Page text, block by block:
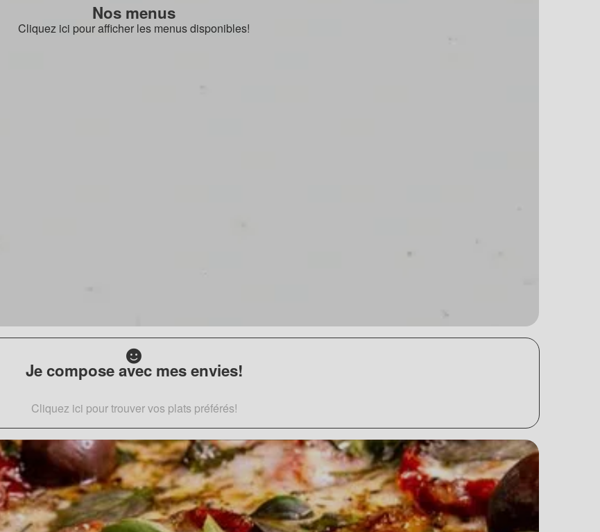
Nos menus
Cliquez ici pour afficher les menus disponibles!
Je compose avec mes envies!
Cliquez ici pour trouver vos plats préférés!